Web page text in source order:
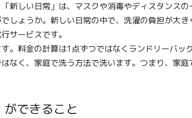
新しい日常」は、マスクや消毒やディスタンス
しょうか。新しい日常の中で、洗濯の負担が大
サービスです。
。料金の計算は1点ずつではなくランドリーバッ
なく、家庭で洗う方法で洗います。つまり、家
ができること